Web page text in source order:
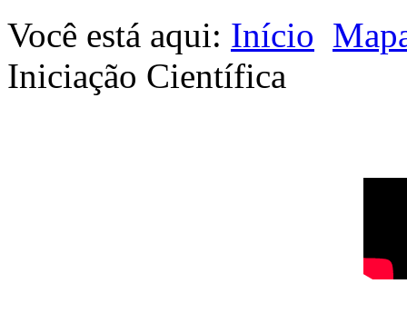
Você está aqui: Início
Iniciação Científica